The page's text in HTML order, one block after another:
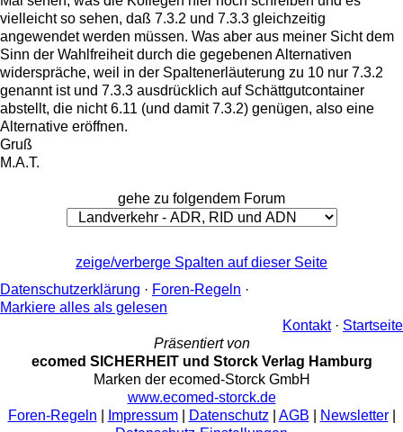
vielleicht so sehen, daß 7.3.2 und 7.3.3 gleichzeitig
angewendet werden müssen. Was aber aus meiner Sicht dem
Sinn der Wahlfreiheit durch die gegebenen Alternativen
widerspräche, weil in der Spaltenerläuterung zu 10 nur 7.3.2
genannt ist und 7.3.3 ausdrücklich auf Schättgutcontainer
abstellt, die nicht 6.11 (und damit 7.3.2) genügen, also eine
Alternative eröffnen.
Gruß
M.A.T.
gehe zu folgendem Forum
zeige/verberge Spalten auf dieser Seite
Datenschutzerklärung · Foren-Regeln ·
Markiere alles als gelesen
Kontakt· Startseite
Präsentiert von
ecomed SICHERHEIT und Storck Verlag Hamburg
Marken der ecomed-Storck GmbH
www.ecomed-storck.de
Foren-Regeln
Impressum| Datenschutz AGB Newsletter|